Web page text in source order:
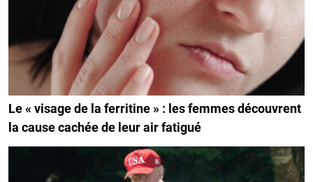
Le « visage de la ferritine » : les femmes découvrent
la cause cachée de leur air fatigué